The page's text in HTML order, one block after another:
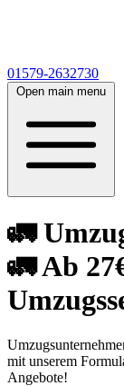
01579-2632730
Open main menu
🚛
🚛 Ab
mit unserem
Angebote!